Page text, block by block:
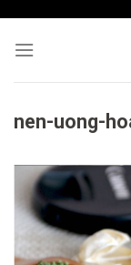
content
nen-uong-